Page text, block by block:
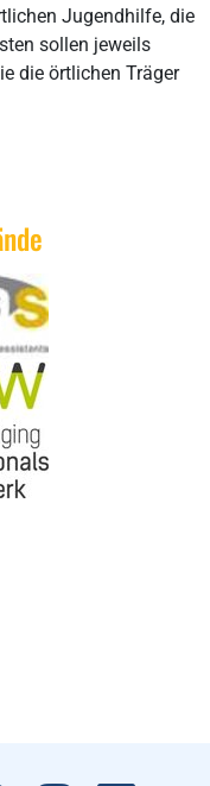
Jugendhilfe, die
sollen jeweils
die örtlichen Träger